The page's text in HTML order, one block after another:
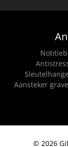
Aansteker
© 2026